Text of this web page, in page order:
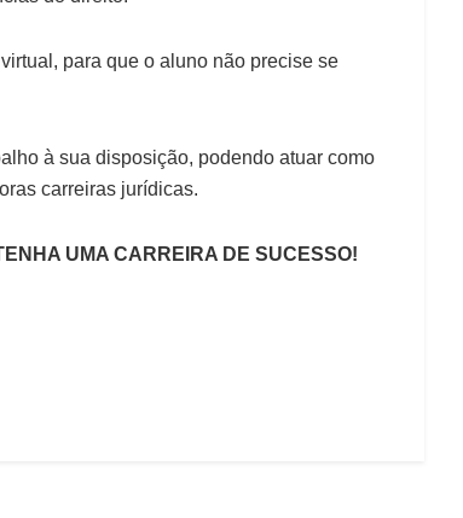
para que o aluno não precise se
à sua disposição, podendo atuar como
carreiras jurídicas.
UMA CARREIRA DE SUCESSO!